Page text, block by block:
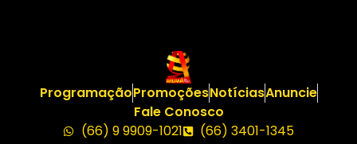
ProgramaçãoPromoçõesNotíciasAnuncie
Fale Conosco
(66) 9 9909-1021
(66) 3401-1345